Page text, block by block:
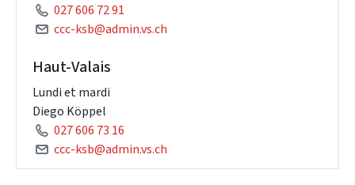
027 606 72 91
ccc-ksb@admin.vs.ch
Haut-Valais
Lundi et mardi
Diego Köppel
027 606 73 16
ccc-ksb@admin.vs.ch